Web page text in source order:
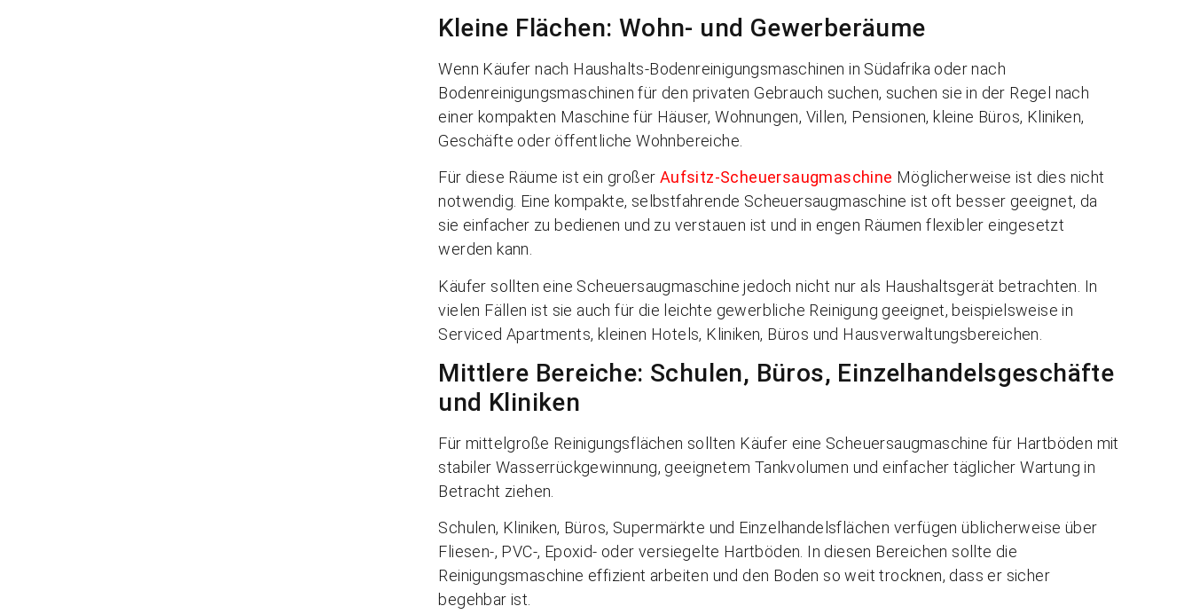
Kleine Flächen: Wohn- und Gewerberäume
Wenn Käufer nach Haushalts-Bodenreinigungsmaschinen in Südafrika oder nach
Bodenreinigungsmaschinen für den privaten Gebrauch suchen, suchen sie in der Regel nach
einer kompakten Maschine für Häuser, Wohnungen, Villen, Pensionen, kleine Büros, Kliniken,
Geschäfte oder öffentliche Wohnbereiche.
Für diese Räume ist ein großer Aufsitz-Scheuersaugmaschine Möglicherweise ist dies nicht
notwendig. Eine kompakte, selbstfahrende Scheuersaugmaschine ist oft besser geeignet, da
sie einfacher zu bedienen und zu verstauen ist und in engen Räumen flexibler eingesetzt
werden kann.
Käufer sollten eine Scheuersaugmaschine jedoch nicht nur als Haushaltsgerät betrachten. In
vielen Fällen ist sie auch für die leichte gewerbliche Reinigung geeignet, beispielsweise in
Serviced Apartments, kleinen Hotels, Kliniken, Büros und Hausverwaltungsbereichen.
Mittlere Bereiche: Schulen, Büros, Einzelhandelsgeschäfte
und Kliniken
Für mittelgroße Reinigungsflächen sollten Käufer eine Scheuersaugmaschine für Hartböden mit
stabiler Wasserrückgewinnung, geeignetem Tankvolumen und einfacher täglicher Wartung in
Betracht ziehen.
Schulen, Kliniken, Büros, Supermärkte und Einzelhandelsflächen verfügen üblicherweise über
Fliesen-, PVC-, Epoxid- oder versiegelte Hartböden. In diesen Bereichen sollte die
Reinigungsmaschine effizient arbeiten und den Boden so weit trocknen, dass er sicher
begehbar ist.